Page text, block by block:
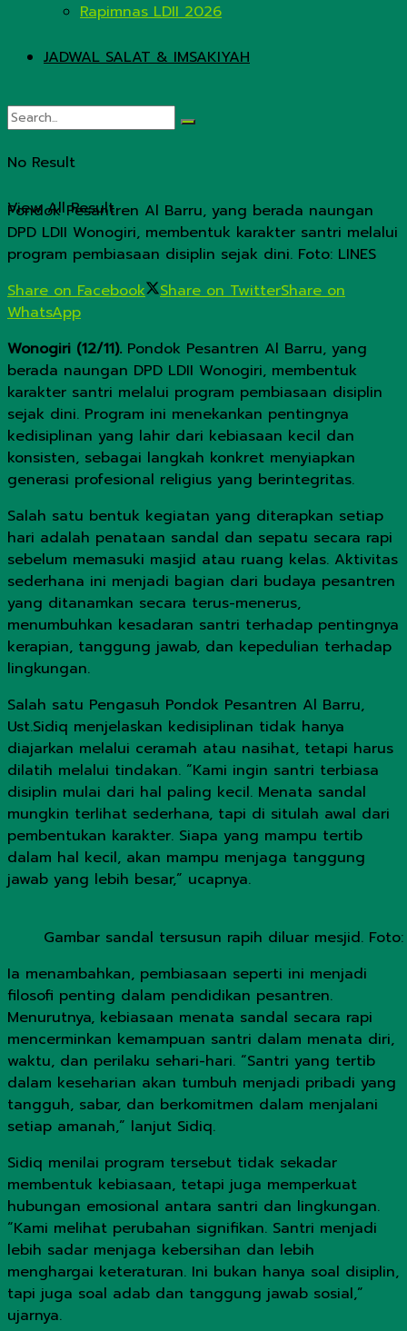
Rapimnas LDII 2026
JADWAL SALAT & IMSAKIYAH
No Result
View All Result
Pondok Pesantren Al Barru, yang berada naungan
DPD LDII Wonogiri, membentuk karakter santri melalui
program pembiasaan disiplin sejak dini. Foto: LINES
Share on Facebook
Share on TwitterShare on
WhatsApp
Wonogiri (12/11). Pondok Pesantren Al Barru, yang
berada naungan DPD LDII Wonogiri, membentuk
karakter santri melalui program pembiasaan disiplin
sejak dini. Program ini menekankan pentingnya
kedisiplinan yang lahir dari kebiasaan kecil dan
konsisten, sebagai langkah konkret menyiapkan
generasi profesional religius yang berintegritas.
Salah satu bentuk kegiatan yang diterapkan setiap
hari adalah penataan sandal dan sepatu secara rapi
sebelum memasuki masjid atau ruang kelas. Aktivitas
sederhana ini menjadi bagian dari budaya pesantren
yang ditanamkan secara terus-menerus,
menumbuhkan kesadaran santri terhadap pentingnya
kerapian, tanggung jawab, dan kepedulian terhadap
lingkungan.
Salah satu Pengasuh Pondok Pesantren Al Barru,
Ust.Sidiq menjelaskan kedisiplinan tidak hanya
diajarkan melalui ceramah atau nasihat, tetapi harus
dilatih melalui tindakan. “Kami ingin santri terbiasa
disiplin mulai dari hal paling kecil. Menata sandal
mungkin terlihat sederhana, tapi di situlah awal dari
pembentukan karakter. Siapa yang mampu tertib
dalam hal kecil, akan mampu menjaga tanggung
jawab yang lebih besar,” ucapnya.
Gambar sandal tersusun rapih diluar mesjid. Foto:
Ia menambahkan, pembiasaan seperti ini menjadi
filosofi penting dalam pendidikan pesantren.
Menurutnya, kebiasaan menata sandal secara rapi
mencerminkan kemampuan santri dalam menata diri,
waktu, dan perilaku sehari-hari. “Santri yang tertib
dalam keseharian akan tumbuh menjadi pribadi yang
tangguh, sabar, dan berkomitmen dalam menjalani
setiap amanah,” lanjut Sidiq.
Sidiq menilai program tersebut tidak sekadar
membentuk kebiasaan, tetapi juga memperkuat
hubungan emosional antara santri dan lingkungan.
“Kami melihat perubahan signifikan. Santri menjadi
lebih sadar menjaga kebersihan dan lebih
menghargai keteraturan. Ini bukan hanya soal disiplin,
tapi juga soal adab dan tanggung jawab sosial,”
ujarnya.